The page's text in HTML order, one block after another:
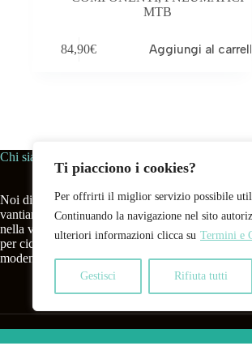
Ti piacciono i cookies?
Per offrirti il miglior servizio possibile
Continuando la navigazione nel sito
ulteriori informazioni clicca su Termini e
Gestisci Rifiuta tutti
MTB
84,90€ Aggiungi al carrello
Chi siamo
Noi di BHS–Bike HouseStore
vantiamo un’esperienza pluriennale
nella vendita di biciclette e accessori
per ciclismo in tutto il territorio
modenese.